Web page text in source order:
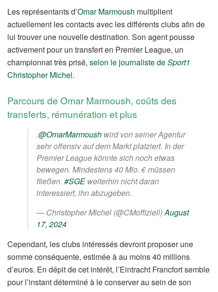
Les représentants d’Omar Marmoush multiplient
actuellement les contacts avec les différents clubs afin de
lui trouver une nouvelle destination. Son agent pousse
activement pour un transfert en Premier League, un
championnat très prisé, selon le journaliste deSport1
Christopher Michel.
Parcours de Omar Marmoush, coûts des
transferts, rémunération et plus
.@OmarMarmoush wird von seiner Agentur
sehr offensiv auf dem Markt platziert. In der
Premier League könnte sich noch etwas
bewegen. Mindestens 40 Mio. € müssen
fließen. #SGEweiterhin nicht daran
interessiert, ihn abzugeben.
— Christopher Michel (@CMoffiziell)August
17, 2024
Cependant, les clubs intéressés devront proposer une
somme conséquente, estimée à au moins 40 millions
d’euros. En dépit de cet intérêt, l’Eintracht Francfort semble
pour l’instant déterminé à le conserver au sein de son